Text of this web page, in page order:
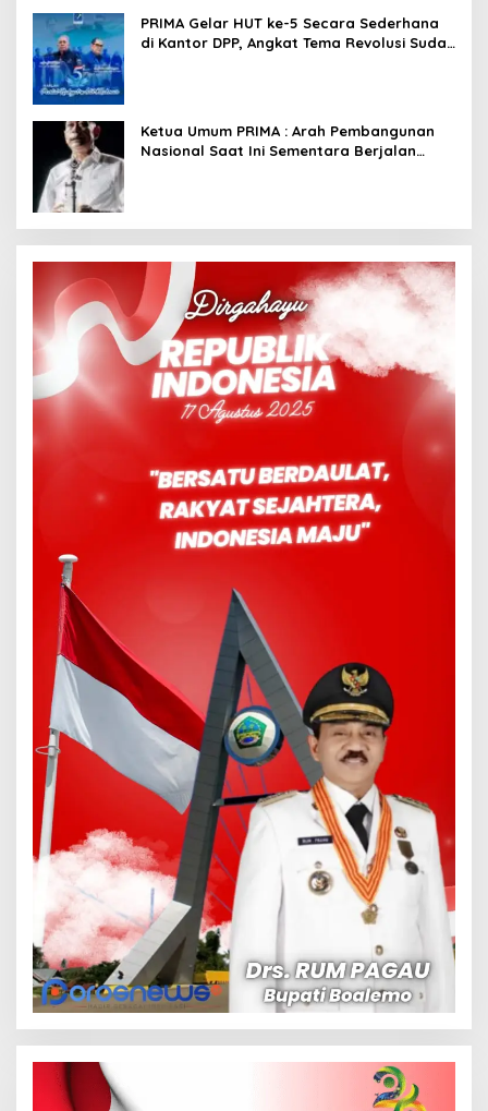
PRIMA Gelar HUT ke-5 Secara Sederhana
di Kantor DPP, Angkat Tema Revolusi Sudah
Ketua Umum PRIMA : Arah Pembangunan
Nasional Saat Ini Sementara Berjalan